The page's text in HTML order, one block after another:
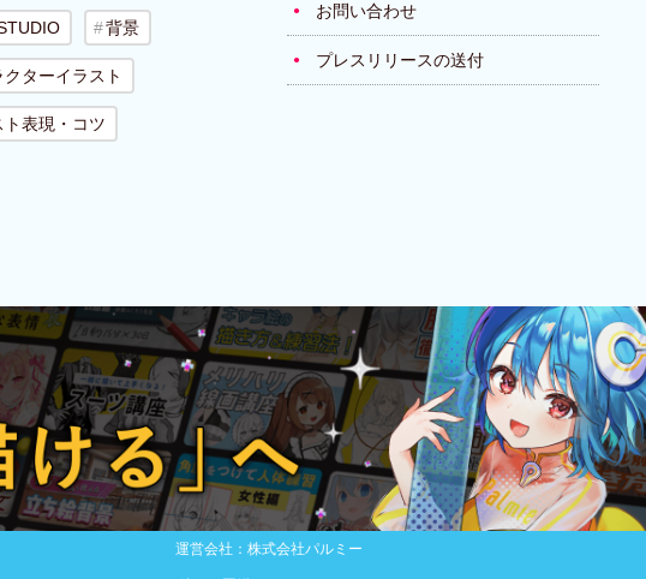
背景
ターイラスト
ト表現・コツ
お問い合わせ
プレスリリースの送付
運営会社：株式会社パルミー